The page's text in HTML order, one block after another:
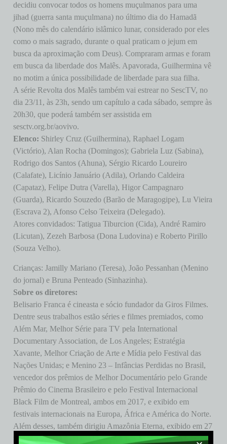
decidiu convocar todos os homens muçulmanos para uma
jihad (guerra santa muçulmana) no último dia do Hamadã
(Nono mês do calendário islâmico lunar, considerado por eles
como o mais sagrado, durante o qual praticam o jejum em
busca da aproximação com Deus). Compraram armas e foram
em busca da liberdade dos Malês. Apavorada, Guilhermina vê
no motim a única possibilidade de liberdade para sua filha.
A série Revolta dos Malês também vai estrear no SescTV, no
dia 23/11, às 23h, sendo um capítulo a cada sábado, sempre às
20h30, que poderá também ser assistida em
sesctv.org.br/aovivo.
Elenco: Shirley Cruz (Guilhermina), Raphael Logam
(Victório), Alan Rocha (Domingos); Gabriela Luz (Sabina),
Rodrigo dos Santos (Ahuna), Sérgio Ricardo Loureiro
(Calafate), Licínio Januário (Adila), Orlando Caldeira
(Capataz), Felipe Dutra (Varella), Higor Campagnaro
(Guarda), Ricardo Souzedo (Barão de Maragogipe), Lu Vieira
(Escrava 2), Afonso Celso Teixeira (Delegado).
Atores convidados: Tatigua Tiburcion (Cida), André Ramiro
(Licutan), Zezeh Barbosa (Dona Ludovina) e Roberto Pirillo
(Souza Velho).
Crianças: Jamilly Mariano (Teresa), João Pessanhan (Menino
do jornal) e Bruna Penteado (Sinhazinha).
Sobre os diretores:
Belisario Franca é cineasta e sócio fundador da Giros Filmes.
Dentre seus trabalhos estão séries e filmes premiados, como
Além Mar, Melhor Série para TV pela International
Documentary Association, de Los Angeles; Estratégia
Xavante, Melhor Criação de Arte e Mídia pelo Festival das
Nações Unidas; e Menino 23 – Infâncias Perdidas no Brasil,
vencedor dos prêmios de Melhor Documentário pelo Grande
Prêmio do Cinema Brasileiro e pelo Festival Internacional
Black Film de Montreal, ambos em 2017, e exibido em
festivais internacionais na Europa, África e América do Norte.
Além desses, também dirigiu Amazônia Eterna, exibido em 27
festivais pelo mundo; O Paradoxo da Democracia, selecionado